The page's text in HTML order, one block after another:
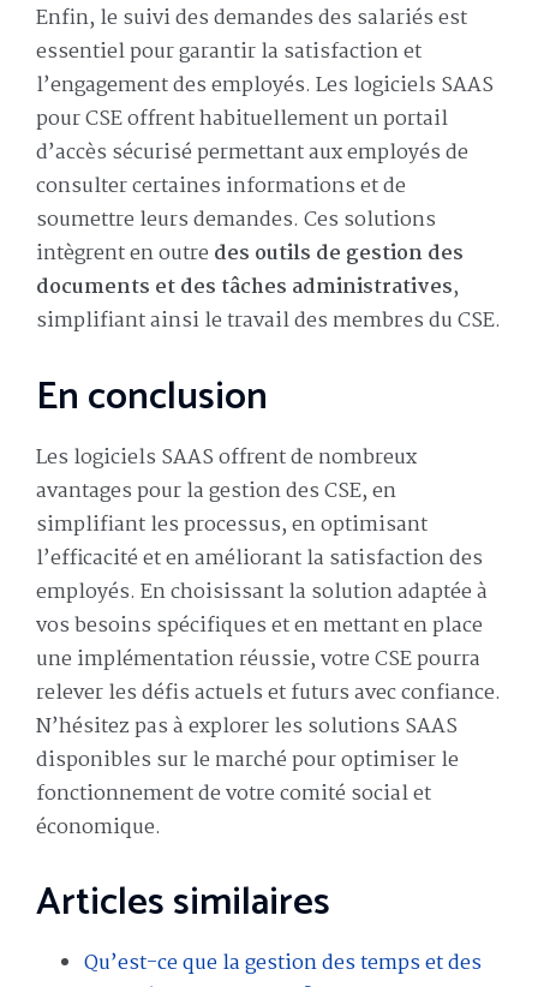
Enfin, le suivi des demandes des salariés est
essentiel pour garantir la satisfaction et
l’engagement des employés. Les logiciels SAAS
pour CSE offrent habituellement un portail
d’accès sécurisé permettant aux employés de
consulter certaines informations et de
soumettre leurs demandes. Ces solutions
intègrent en outre des outils de gestion des
documents et des tâches administratives,
simplifiant ainsi le travail des membres du CSE.
En conclusion
Les logiciels SAAS offrent de nombreux
avantages pour la gestion des CSE, en
simplifiant les processus, en optimisant
l’efficacité et en améliorant la satisfaction des
employés. En choisissant la solution adaptée à
vos besoins spécifiques et en mettant en place
une implémentation réussie, votre CSE pourra
relever les défis actuels et futurs avec confiance.
N’hésitez pas à explorer les solutions SAAS
disponibles sur le marché pour optimiser le
fonctionnement de votre comité social et
économique.
Articles similaires
Qu’est-ce que la gestion des temps et des